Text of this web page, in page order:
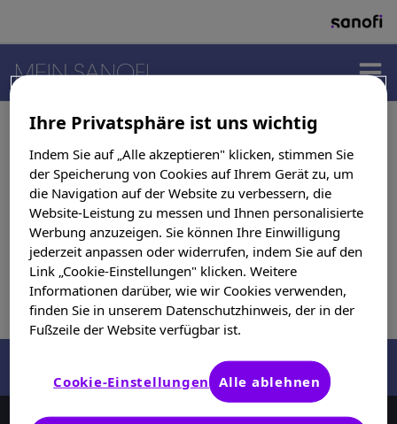
THERAPIEGEBIETE
SUCHERGEBNISSE
Startseite Maintenance
Wartungsseite
Diese Seite befindet sich derzeit in Wartung.
Bitte schauen Sie später noch einmal vorbei.
Ihre Privatsphäre ist uns wichtig
Indem Sie auf „Alle akzeptieren" klicken, stimmen Sie
der Speicherung von Cookies auf Ihrem Gerät zu, um
die Navigation auf der Website zu verbessern, die
Website-Leistung zu messen und Ihnen personalisierte
Werbung anzuzeigen. Sie können Ihre Einwilligung
jederzeit anpassen oder widerrufen, indem Sie auf den
Link „Cookie-Einstellungen" klicken. Weitere
Informationen darüber, wie wir Cookies verwenden,
finden Sie in unserem Datenschutzhinweis, der in der
Fußzeile der Website verfügbar ist.
Cookie-Einstellungen Alle ablehnen